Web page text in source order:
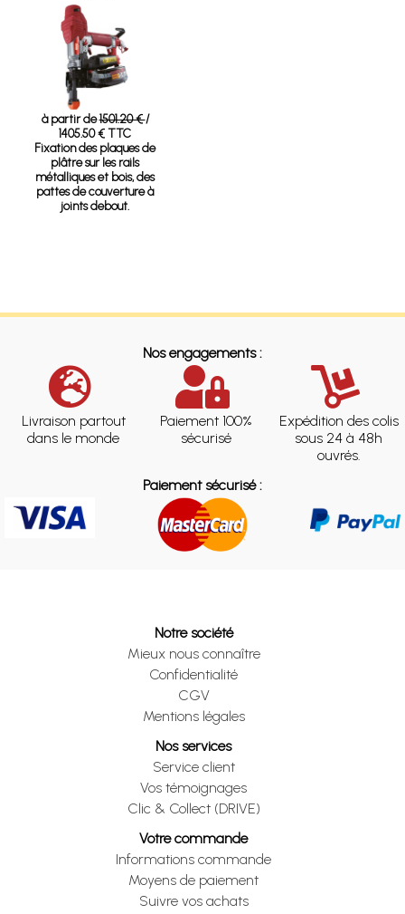
à partir de1501.20 €/
1405.50 € TTC
Fixation des plaques de
plâtre sur les rails
métalliques et bois, des
pattes de couverture à
joints debout.
Nos engagements :
Livraison partout
dans le monde
Paiement 100%
sécurisé
Expédition des colis
sous 24 à 48h
ouvrés.
Paiement sécurisé :
Notre société
Mieux nous connaître
Confidentialité
CGV
Mentions légales
Nos services
Service client
Vos témoignages
Clic & Collect (DRIVE)
Votre commande
Informations commande
Moyens de paiement
Suivre vos achats